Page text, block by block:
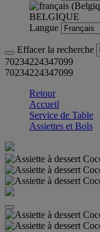
BELGIQUE
Langue
Effacer la recherche
70234224347099
70234224347099
Retour
Accueil
Service de Table
Assiettes et Bols